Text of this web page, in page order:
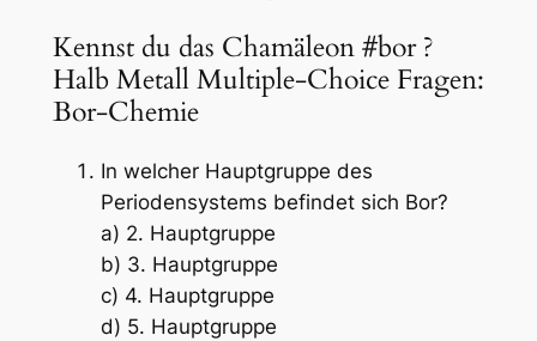
Kennst du das Chamäleon #bor ?
Halb Metall Multiple-Choice Fragen:
Bor-Chemie
In welcher Hauptgruppe des
Periodensystems befindet sich Bor?
a) 2. Hauptgruppe
b) 3. Hauptgruppe
c) 4. Hauptgruppe
d) 5. Hauptgruppe